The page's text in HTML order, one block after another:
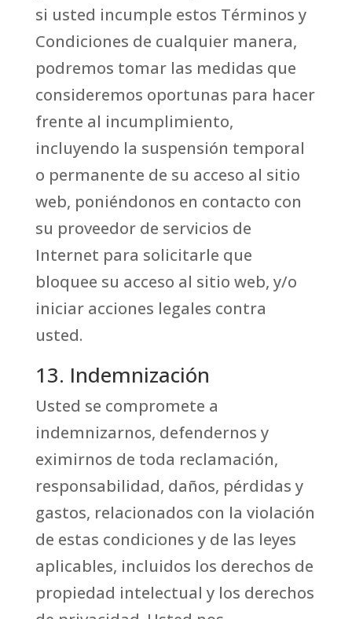
si usted incumple estos Términos y
Condiciones de cualquier manera,
podremos tomar las medidas que
consideremos oportunas para hacer
frente al incumplimiento,
incluyendo la suspensión temporal
o permanente de su acceso al sitio
web, poniéndonos en contacto con
su proveedor de servicios de
Internet para solicitarle que
bloquee su acceso al sitio web, y/o
iniciar acciones legales contra
usted.
13. Indemnización
Usted se compromete a
indemnizarnos, defendernos y
eximirnos de toda reclamación,
responsabilidad, daños, pérdidas y
gastos, relacionados con la violación
de estas condiciones y de las leyes
aplicables, incluidos los derechos de
propiedad intelectual y los derechos